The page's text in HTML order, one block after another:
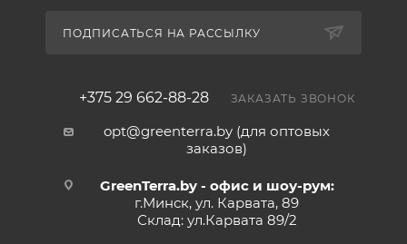
ПОДПИСАТЬСЯ НА РАССЫЛКУ
+375 29 662-88-28 ЗАКАЗАТЬ ЗВОНОК
opt@greenterra.by (для оптовых
заказов)
GreenTerra.by - офис и шоу-рум:
г.Минск, ул. Карвата, 89
Склад: ул.Карвата 89/2